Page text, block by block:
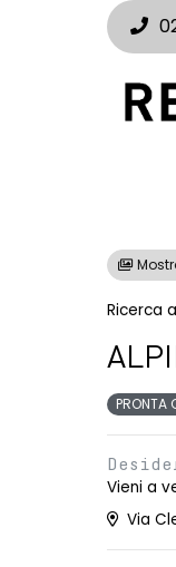
Ricerca
PRONTA
Vieni a
Via